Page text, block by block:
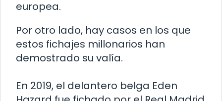
europea.
Por otro lado, hay casos en los que
estos fichajes millonarios han
demostrado su valía.
En 2019, el delantero belga Eden